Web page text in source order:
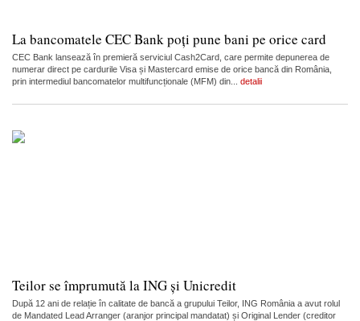
La bancomatele CEC Bank poți pune bani pe orice card
CEC Bank lansează în premieră serviciul Cash2Card, care permite depunerea de
numerar direct pe cardurile Visa și Mastercard emise de orice bancă din România,
prin intermediul bancomatelor multifuncționale (MFM) din... detalii
Teilor se împrumută la ING și Unicredit
După 12 ani de relație în calitate de bancă a grupului Teilor, ING România a avut rolul
de Mandated Lead Arranger (aranjor principal mandatat) și Original Lender (creditor